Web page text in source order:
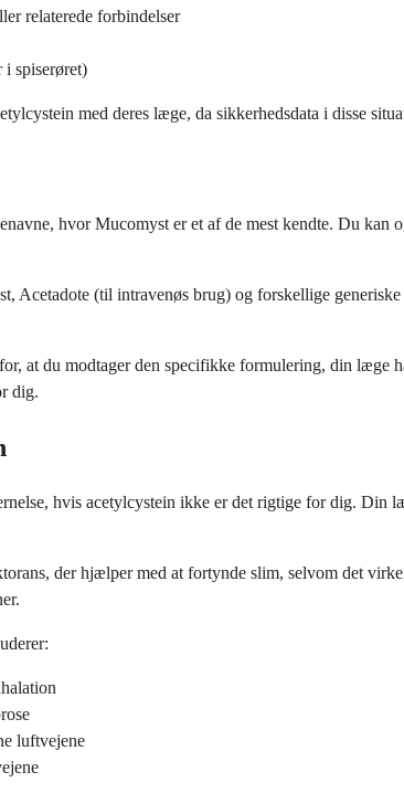
relaterede forbindelser
i spiserøret)
med deres læge, da sikkerhedsdata i disse
hvor Mucomyst er et af de mest kendte. Du
Acetadote (til intravenøs brug) og forskellige
at du modtager den specifikke formulering, din
dig.
hvis acetylcystein ikke er det rigtige for dig. Din
der hjælper med at fortynde slim, selvom det
luftvejene